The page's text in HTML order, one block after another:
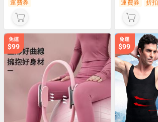
運費券 運費券 折